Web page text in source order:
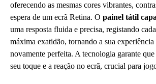
oferecendo as mesmas cores vibrantes,
espera de um ecrã Retina. O painel tátil
uma resposta fluida e precisa, registando
máxima exatidão, tornando a sua
novamente perfeita. A tecnologia garante
seu toque e a reação no ecrã, crucial para